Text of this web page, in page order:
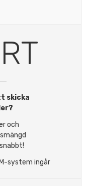
skicka
och
system ingår